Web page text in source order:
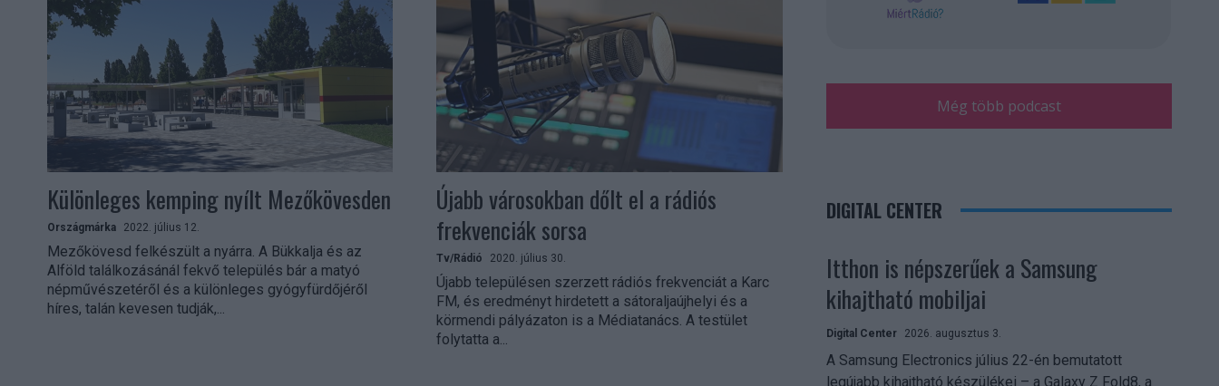
Különleges kemping nyílt Mezőkövesden
Országmárka 2022. július 12.
Mezőkövesd felkészült a nyárra. A Bükkalja és az
Alföld találkozásánál fekvő település bár a matyó
népművészetéről és a különleges gyógyfürdőjéről
híres, talán kevesen tudják,...
Újabb városokban dőlt el a rádiós
frekvenciák sorsa
Tv/Rádió 2020. július 30.
Újabb településen szerzett rádiós frekvenciát a Karc
FM, és eredményt hirdetett a sátoraljaújhelyi és a
körmendi pályázaton is a Médiatanács. A testület
folytatta a...
Még több podcast
DIGITAL CENTER
Itthon is népszerűek a Samsung
kihajtható mobiljai
Digital Center 2026. augusztus 3.
A Samsung Electronics július 22-én bemutatott
legújabb kihajtható készülékei – a Galaxy Z Fold8, a